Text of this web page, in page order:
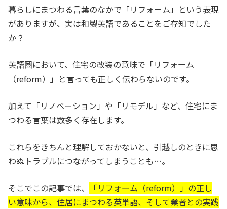
暮らしにまつわる言葉のなかで「リフォーム」という表現
がありますが、実は和製英語であることをご存知でした
か？
英語圏において、住宅の改装の意味で「リフォーム
（reform）」と言っても正しく伝わらないのです。
加えて「リノベーション」や「リモデル」など、住宅にま
つわる言葉は数多く存在します。
これらをきちんと理解しておかないと、引越しのときに思
わぬトラブルにつながってしまうことも…。
そこでこの記事では、 「リフォーム（reform）」の正し
い意味から、住居にまつわる英単語、そして業者との実践